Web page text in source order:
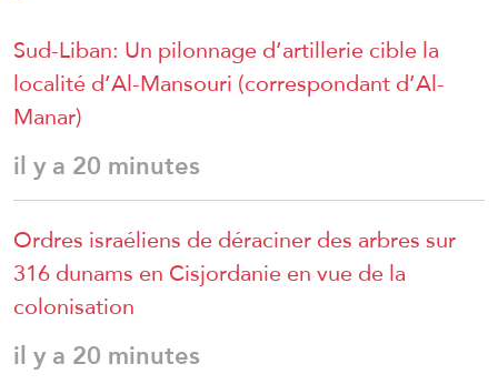
Sud-Liban: Un pilonnage d’artillerie cible la
localité d’Al-Mansouri (correspondant d’Al-
Manar)
il y a 20 minutes
Ordres israéliens de déraciner des arbres sur
316 dunams en Cisjordanie en vue de la
colonisation
il y a 20 minutes